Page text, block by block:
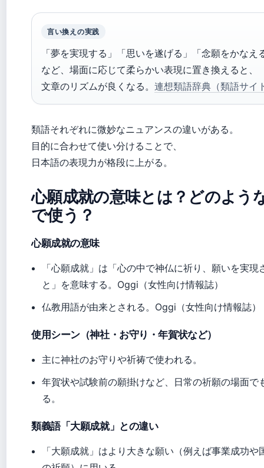
言い換えの実践
「夢を実現する」「思いを遂げる」「念願をかなえ
など、場面に応じて柔らかい表現に置き換えると、
文章のリズムが良くなる。 連想類語辞典（類語サイ
類語それぞれに微妙なニュアンスの違いがある。
目的に合わせて使い分けることで、
日本語の表現力が格段に上がる。
心願成就の意味とは？どのよう
で使う？
心願成就の意味
「心願成就」は「心の中で神仏に祈り、願いを実現
と」を意味する。Oggi（女性向け情報誌）
仏教用語が由来とされる。Oggi（女性向け情報誌）
使用シーン（神社・お守り・年賀状など）
主に神社のお守りや祈祷で使われる。
年賀状や試験前の願掛けなど、日常の祈願の場面で
る。
類義語「大願成就」との違い
「大願成就」はより大きな願い（例えば事業成功や